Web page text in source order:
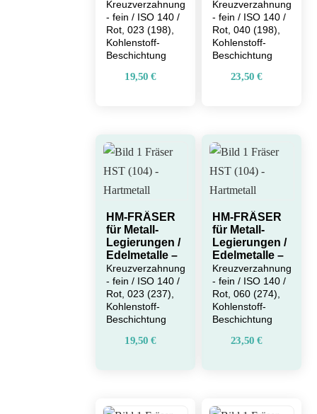
Kreuzverzahnung
- fein / ISO 140 /
Rot, 023 (198),
Kohlenstoff-
Beschichtung
19,50€
Kreuzverzahnung
- fein / ISO 140 /
Rot, 040 (198),
Kohlenstoff-
Beschichtung
23,50€
HM-FRÄSER
für Metall-
Legierungen /
Edelmetalle –
Kreuzverzahnung
- fein / ISO 140 /
Rot, 023 (237),
Kohlenstoff-
Beschichtung
19,50€
HM-FRÄSER
für Metall-
Legierungen /
Edelmetalle –
Kreuzverzahnung
- fein / ISO 140 /
Rot, 060 (274),
Kohlenstoff-
Beschichtung
23,50€